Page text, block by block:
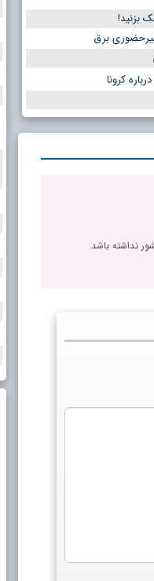
بزنید!
برق
کرونا
نداشته باشد.